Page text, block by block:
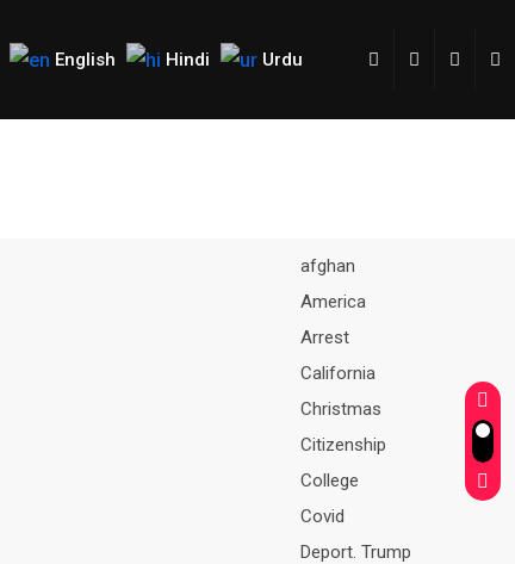
English Hindi Urdu
afghan
America
Arrest
California
Christmas
Citizenship
College
Covid
Deport. Trump